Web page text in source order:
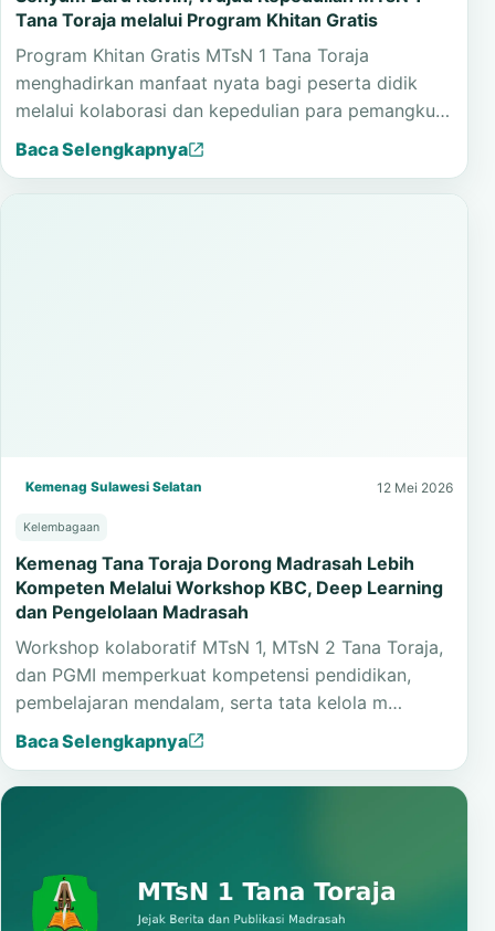
Tana Toraja melalui Program Khitan Gratis
Program Khitan Gratis MTsN 1 Tana Toraja
menghadirkan manfaat nyata bagi peserta didik
melalui kolaborasi dan kepedulian para pemangku…
Baca Selengkapnya
Kemenag Sulawesi Selatan 12 Mei 2026
Kelembagaan
Kemenag Tana Toraja Dorong Madrasah Lebih
Kompeten Melalui Workshop KBC, Deep Learning
dan Pengelolaan Madrasah
Workshop kolaboratif MTsN 1, MTsN 2 Tana Toraja,
dan PGMI memperkuat kompetensi pendidikan,
pembelajaran mendalam, serta tata kelola m…
Baca Selengkapnya